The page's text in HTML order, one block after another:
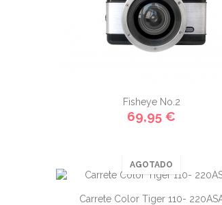
Fisheye No.2
69,95 €
AGOTADO
Carrete Color Tiger 110-